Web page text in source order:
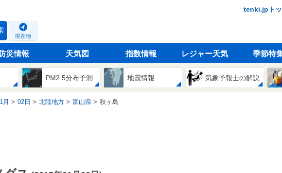
tenki.jpト
現在地
防災情報 天気図 指数情報 レジャー天気 季節特
PM2.5分布予測 地震情報 気象予報士の解説
月 02日 北陸地方 富山県 秋ヶ島